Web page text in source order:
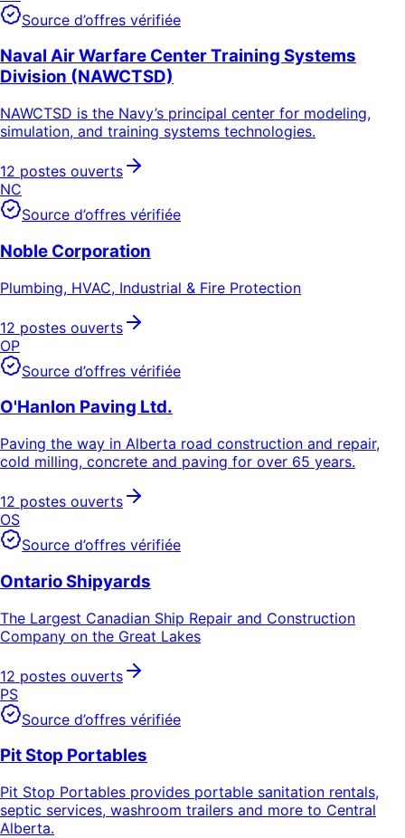
Source d’offres vérifiée
Naval Air Warfare Center Training Systems
Division (NAWCTSD)
NAWCTSD is the Navy’s principal center for modeling,
simulation, and training systems technologies.
12 postes ouverts
NC
Source d’offres vérifiée
Noble Corporation
Plumbing, HVAC, Industrial & Fire Protection
12 postes ouverts
OP
Source d’offres vérifiée
O'Hanlon Paving Ltd.
Paving the way in Alberta road construction and repair,
cold milling, concrete and paving for over 65 years.
12 postes ouverts
OS
Source d’offres vérifiée
Ontario Shipyards
The Largest Canadian Ship Repair and Construction
Company on the Great Lakes
12 postes ouverts
PS
Source d’offres vérifiée
Pit Stop Portables
Pit Stop Portables provides portable sanitation rentals,
septic services, washroom trailers and more to Central
Alberta.